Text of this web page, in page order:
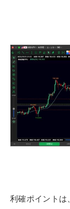
利確ポイントは